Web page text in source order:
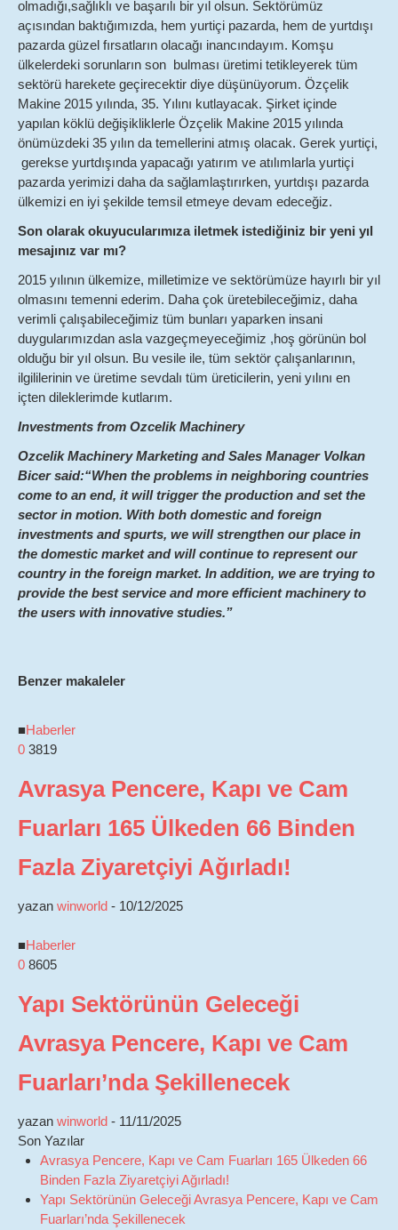
olmadığı,sağlıklı ve başarılı bir yıl olsun. Sektörümüz
açısından baktığımızda, hem yurtiçi pazarda, hem de yurtdışı
pazarda güzel fırsatların olacağı inancındayım. Komşu
ülkelerdeki sorunların son bulması üretimi tetikleyerek tüm
sektörü harekete geçirecektir diye düşünüyorum. Özçelik
Makine 2015 yılında, 35. Yılını kutlayacak. Şirket içinde
yapılan köklü değişikliklerle Özçelik Makine 2015 yılında
önümüzdeki 35 yılın da temellerini atmış olacak. Gerek yurtiçi,
gerekse yurtdışında yapacağı yatırım ve atılımlarla yurtiçi
pazarda yerimizi daha da sağlamlaştırırken, yurtdışı pazarda
ülkemizi en iyi şekilde temsil etmeye devam edeceğiz.
Son olarak okuyucularımıza iletmek istediğiniz bir yeni yıl
mesajınız var mı?
2015 yılının ülkemize, milletimize ve sektörümüze hayırlı bir yıl
olmasını temenni ederim. Daha çok üretebileceğimiz, daha
verimli çalışabileceğimiz tüm bunları yaparken insani
duygularımızdan asla vazgeçmeyeceğimiz ,hoş görünün bol
olduğu bir yıl olsun. Bu vesile ile, tüm sektör çalışanlarının,
ilgililerinin ve üretime sevdalı tüm üreticilerin, yeni yılını en
içten dileklerimde kutlarım.
Investments from Ozcelik Machinery
Ozcelik Machinery Marketing and Sales Manager Volkan
Bicer said:“When the problems in neighboring countries
come to an end, it will trigger the production and set the
sector in motion. With both domestic and foreign
investments and spurts, we will strengthen our place in
the domestic market and will continue to represent our
country in the foreign market. In addition, we are trying to
provide the best service and more efficient machinery to
the users with innovative studies.”
Benzer makaleler
■Haberler
0 3819
Avrasya Pencere, Kapı ve Cam
Fuarları 165 Ülkeden 66 Binden
Fazla Ziyaretçiyi Ağırladı!
yazan winworld - 10/12/2025
■Haberler
0 8605
Yapı Sektörünün Geleceği
Avrasya Pencere, Kapı ve Cam
Fuarları’nda Şekillenecek
yazan winworld - 11/11/2025
Son Yazılar
Avrasya Pencere, Kapı ve Cam Fuarları 165 Ülkeden 66
Binden Fazla Ziyaretçiyi Ağırladı!
Yapı Sektörünün Geleceği Avrasya Pencere, Kapı ve Cam
Fuarları’nda Şekillenecek